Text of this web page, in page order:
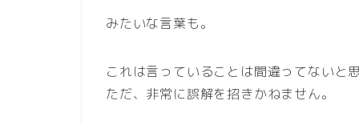
みたいな言葉も。
これは言っていることは間違ってないと
ただ、非常に誤解を招きかねません。